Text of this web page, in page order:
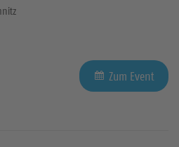
Zum Event